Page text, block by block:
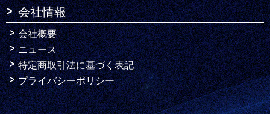
会社情報
会社概要
ニュース
特定商取引法に基づく表記
プライバシーポリシー